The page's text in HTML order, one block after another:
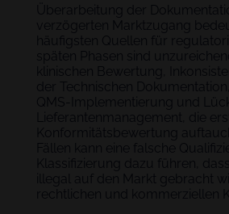
Überarbeitung der
verzögerten Marktzugang
häufigsten Quellen für
späten Phasen sind
klinischen Bewertung,
der Technischen
QMS-Implementierung und
Lieferantenmanagement, die
Konformitätsbewertung
Fällen kann eine falsche
Klassifizierung dazu führen,
illegal auf den Markt gebracht
rechtlichen und kommerziellen